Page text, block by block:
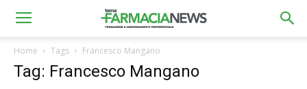
Home Tags Francesco Mangano
Tag: Francesco Mangano